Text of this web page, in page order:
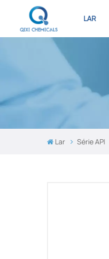
LAR
Lar Série API